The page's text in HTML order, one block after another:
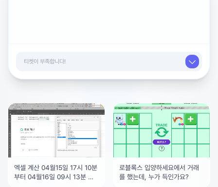
엑셀 계산 04월15일 17시 10분
부터 04월16일 09시 13분 까
로블록스 입양하세요에서 거래
를 했는데, 누가 득인가요?